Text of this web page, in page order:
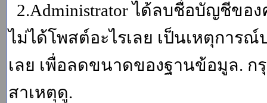
2.Administrator ได้ลบชื่อบัญชีขอ
ไม่ได้โพสต์อะไรเลย เป็นเหตุการ
เลย เพื่อลดขนาดของฐานข้อมูล.
สาเหตุดู.